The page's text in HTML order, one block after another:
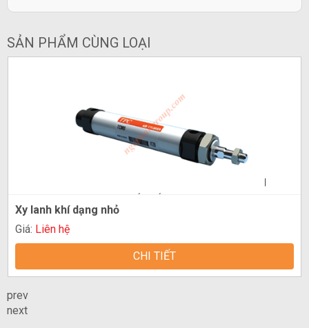
SẢN PHẨM CÙNG LOẠI
Xy lanh khí dạng nhỏ
Giá: Liên hệ
CHI TIẾT
prev
next